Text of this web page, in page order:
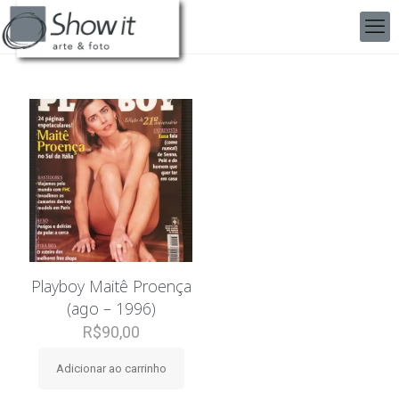
Playboy Maitê Proença
(ago – 1996)
R$90,00
Adicionar ao carrinho